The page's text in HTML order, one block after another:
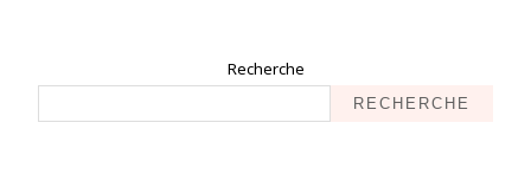
Recherche
RECHERCHE